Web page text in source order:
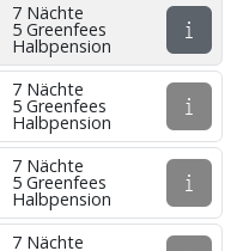
7 Nächte
5 Greenfees
Halbpension
7 Nächte
5 Greenfees
Halbpension
7 Nächte
5 Greenfees
Halbpension
7 Nächte